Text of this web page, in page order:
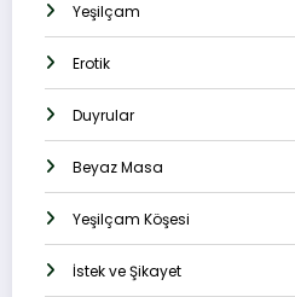
Yeşilçam
Erotik
Duyrular
Beyaz Masa
Yeşilçam Köşesi
İstek ve Şikayet